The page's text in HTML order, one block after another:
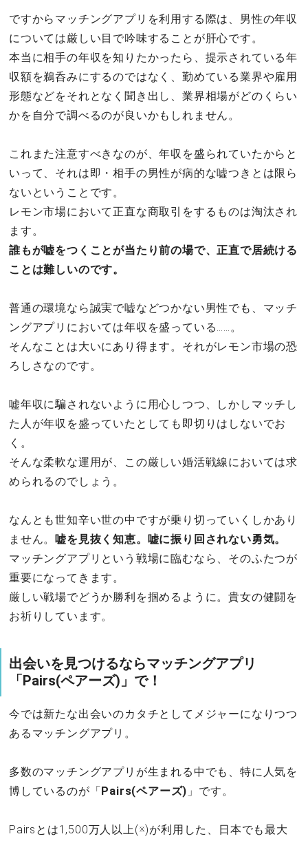
ですからマッチングアプリを利用する際は、男性の年収
については厳しい目で吟味することが肝心です。
本当に相手の年収を知りたかったら、提示されている年
収額を鵜呑みにするのではなく、勤めている業界や雇用
形態などをそれとなく聞き出し、業界相場がどのくらい
かを自分で調べるのが良いかもしれません。
これまた注意すべきなのが、年収を盛られていたからと
いって、それは即・相手の男性が病的な嘘つきとは限ら
ないということです。
レモン市場において正直な商取引をするものは淘汰され
ます。
誰もが嘘をつくことが当たり前の場で、正直で居続ける
ことは難しいのです。
普通の環境なら誠実で嘘などつかない男性でも、マッチ
ングアプリにおいては年収を盛っている……。
そんなことは大いにあり得ます。それがレモン市場の恐
ろしさなのです。
嘘年収に騙されないように用心しつつ、しかしマッチし
た人が年収を盛っていたとしても即切りはしないでお
く。
そんな柔軟な運用が、この厳しい婚活戦線においては求
められるのでしょう。
なんとも世知辛い世の中ですが乗り切っていくしかあり
ません。嘘を見抜く知恵。嘘に振り回されない勇気。
マッチングアプリという戦場に臨むなら、そのふたつが
重要になってきます。
厳しい戦場でどうか勝利を掴めるように。貴女の健闘を
お祈りしています。
出会いを見つけるならマッチングアプリ
「Pairs(ペアーズ)」で！
今では新たな出会いのカタチとしてメジャーになりつつ
あるマッチングアプリ。
多数のマッチングアプリが生まれる中でも、特に人気を
博しているのが「 Pairs(ペアーズ) 」です。
Pairsとは1,500万人以上(※)が利用した、日本でも最大